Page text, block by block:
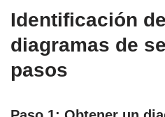
Identificación
diagramas de
pasos